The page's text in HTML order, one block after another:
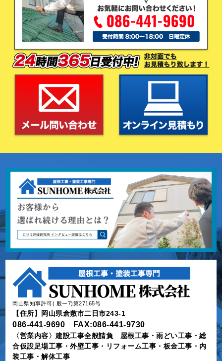
岡山県知事許可( 般ー7)第27165号
【住所】岡山県倉敷市二日市243-1
086-441-9690 FAX:086-441-9730
〈営業内容〉建設工事全般請負 屋根工事・雨どい工事・総
合仮設足場工事・外壁工事・リフォーム工事・板金工事・内
装工事・解体工事